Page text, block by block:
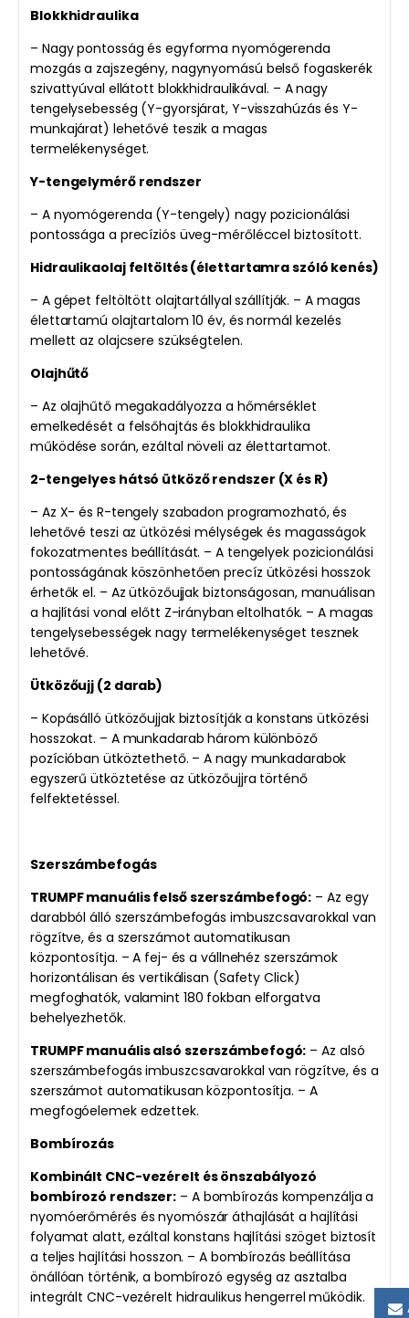
Blokkhidraulika
– Nagy pontosság és egyforma nyomógerenda
mozgás a zajszegény, nagynyomású belső fogaskerék
szivattyúval ellátott blokkhidraulikával. – A nagy
tengelysebesség (Y-gyorsjárat, Y-visszahúzás és Y-
munkajárat) lehetővé teszik a magas
termelékenységet.
Y-tengelymérő rendszer
– A nyomógerenda (Y-tengely) nagy pozicionálási
pontossága a precíziós üveg-mérőléccel biztosított.
Hidraulikaolaj feltöltés (élettartamra szóló kenés)
– A gépet feltöltött olajtartállyal szállítják. – A magas
élettartamú olajtartalom 10 év, és normál kezelés
mellett az olajcsere szükségtelen.
Olajhűtő
– Az olajhűtő megakadályozza a hőmérséklet
emelkedését a felsőhajtás és blokkhidraulika
működése során, ezáltal növeli az élettartamot.
2-tengelyes hátsó ütköző rendszer (X és R)
– Az X- és R-tengely szabadon programozható, és
lehetővé teszi az ütközési mélységek és magasságok
fokozatmentes beállítását. – A tengelyek pozicionálási
pontosságának köszönhetően precíz ütközési hosszok
érhetők el. – Az ütközőujjak biztonságosan, manuálisan
a hajlítási vonal előtt Z-irányban eltolhatók. – A magas
tengelysebességek nagy termelékenységet tesznek
lehetővé.
Ütközőujj (2 darab)
– Kopásálló ütközőujjak biztosítják a konstans ütközési
hosszokat. – A munkadarab három különböző
pozícióban ütköztethető. – A nagy munkadarabok
egyszerű ütköztetése az ütközőujjra történő
felfektetéssel.
Szerszámbefogás
TRUMPF manuális felső szerszámbefogó: – Az egy
darabból álló szerszámbefogás imbuszcsavarokkal van
rögzítve, és a szerszámot automatikusan
központosítja. – A fej- és a vállnehéz szerszámok
horizontálisan és vertikálisan (Safety Click)
megfoghatók, valamint 180 fokban elforgatva
behelyezhetők.
TRUMPF manuális alsó szerszámbefogó: – Az alsó
szerszámbefogás imbuszcsavarokkal van rögzítve, és a
szerszámot automatikusan központosítja. – A
megfogóelemek edzettek.
Bombírozás
Kombinált CNC-vezérelt és önszabályozó
bombírozó rendszer: – A bombírozás kompenzálja a
nyomóerőmérés és nyomószár áthajlását a hajlítási
folyamat alatt, ezáltal konstans hajlítási szöget biztosít
a teljes hajlítási hosszon. – A bombírozás beállítása
önállóan történik, a bombírozó egység az asztalba
integrált CNC-vezérelt hidraulikus hengerrel működik.